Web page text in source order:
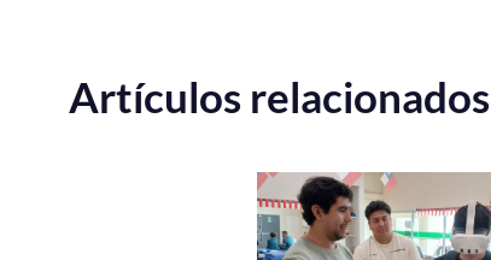
Artículos relacionados